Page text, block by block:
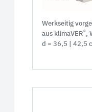
Werkseitig
aus klimaVER®,
d = 36,5 | 42,5